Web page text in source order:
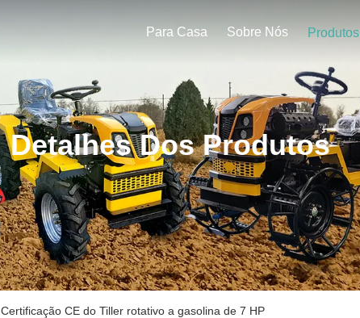
Para Casa Sobre Nós Produtos
Detalhes Dos Produtos
Certificação CE do Tiller rotativo a gasolina de 7 HP